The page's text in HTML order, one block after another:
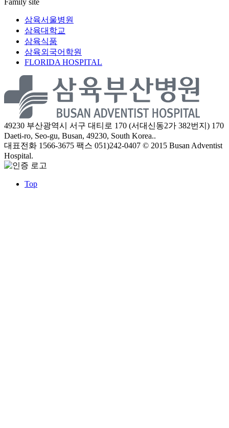
Family site
삼육서울병원
삼육대학교
삼육식품
삼육외국어학원
FLORIDA HOSPITAL
49230 부산광역시 서구 대티로 170 (서대신동2가 382번지) 170
Daeti-ro, Seo-gu, Busan, 49230, South Korea..
대표전화 1566-3675 팩스 051)242-0407 © 2015 Busan Adventist
Hospital.
Top